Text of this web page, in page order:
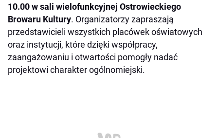
10.00 w sali wielofunkcyjnej Ostrowieckiego
Browaru Kultury. Organizatorzy zapraszają
przedstawicieli wszystkich placówek oświatowych
oraz instytucji, które dzięki współpracy,
zaangażowaniu i otwartości pomogły nadać
projektowi charakter ogólnomiejski.